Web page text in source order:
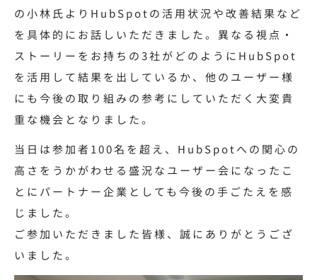
の小林氏よりHubSpotの活用状況や改善結果など
を具体的にお話しいただきました。異なる視点・
ストーリーをお持ちの3社がどのようにHubSpot
を活用して結果を出しているか、他のユーザー様
にも今後の取り組みの参考にしていただく大変貴
重な機会となりました。
当日は参加者100名を超え、HubSpotへの関心の
高さをうかがわせる盛況なユーザー会になったこ
とにパートナー企業としても今後の手ごたえを感
じました。
ご参加いただきました皆様、誠にありがとうござ
いました。